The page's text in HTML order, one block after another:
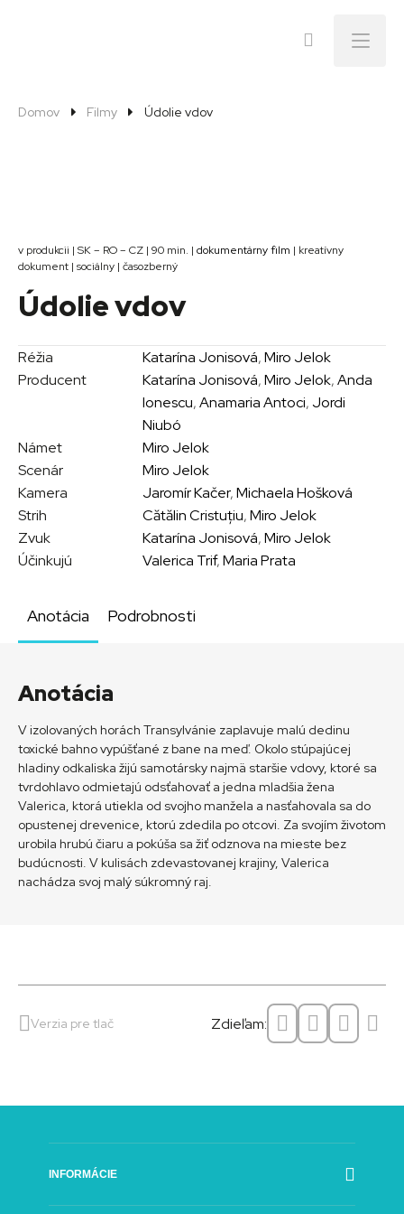
Menu
Domov Filmy Údolie vdov
v produkcii | SK – RO – CZ | 90 min. | dokumentárny film | kreatívny
dokument | sociálny | časozberný
Údolie vdov
Réžia Katarína Jonisová,Miro Jelok
Producent
Katarína Jonisová,Miro Jelok,Anda
Ionescu,Anamaria Antoci, Jordi
Niubó
Námet
Miro Jelok
Scenár
Miro Jelok
Kamera
Jaromír Kačer,Michaela Hošková
Strih
Cătălin Cristuțiu,Miro Jelok
Zvuk
Katarína Jonisová,Miro Jelok
Účinkujú
Valerica Trif,Maria Prata
Anotácia Podrobnosti
Anotácia
V izolovaných horách Transylvánie zaplavuje malú dedinu
toxické bahno vypúšťané z bane na meď. Okolo stúpajúcej
hladiny odkaliska žijú samotársky najmä staršie vdovy, ktoré sa
tvrdohlavo odmietajú odsťahovať a jedna mladšia žena
Valerica, ktorá utiekla od svojho manžela a nasťahovala sa do
opustenej drevenice, ktorú zdedila po otcovi. Za svojím životom
urobila hrubú čiaru a pokúša sa žiť odznova na mieste bez
budúcnosti. V kulisách zdevastovanej krajiny, Valerica
nachádza svoj malý súkromný raj.
Verzia pre tlač Zdieľam:
INFORMÁCIE